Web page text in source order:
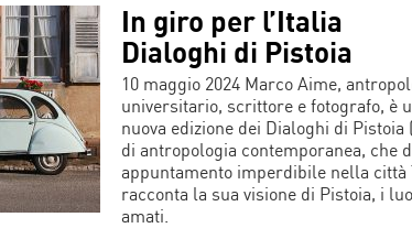
In giro per l’Italia
Dialoghi di Pistoia
10 maggio 2024 Marco Aime,
universitario, scrittore e fotografo, è
nuova edizione dei Dialoghi di
di antropologia contemporanea, che
appuntamento imperdibile nella città
racconta la sua visione di Pistoia, i
amati.